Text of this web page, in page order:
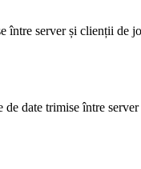
server și clienții de
date trimise între